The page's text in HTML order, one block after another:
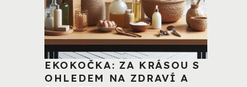
EKOKOČKA: ZA KRÁSOU S
OHLEDEM NA ZDRAVÍ A